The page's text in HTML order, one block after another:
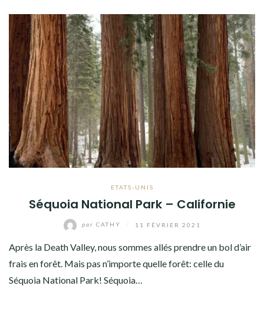
ETATS-UNIS
Séquoia National Park – Californie
par CATHY 11 FÉVRIER 2021
Après la Death Valley, nous sommes allés prendre un bol d’air
frais en forêt. Mais pas n’importe quelle forêt: celle du
Séquoia National Park! Séquoia…
AMÉRIQUE CENTRALE
AMÉRIQUE DU SUD
TOUR DU MONDE 2020-2021
CONTACT